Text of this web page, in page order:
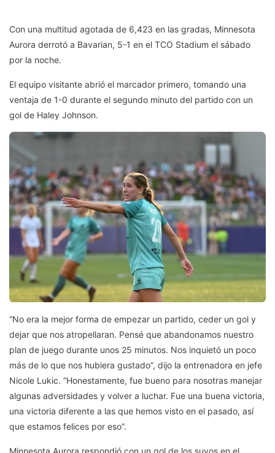
Con una multitud agotada de 6,423 en las gradas, Minnesota
Aurora derrotó a Bavarian, 5-1 en el TCO Stadium el sábado
por la noche.
El equipo visitante abrió el marcador primero, tomando una
ventaja de 1-0 durante el segundo minuto del partido con un
gol de Haley Johnson.
“No era la mejor forma de empezar un partido, ceder un gol y
dejar que nos atropellaran. Pensé que abandonamos nuestro
plan de juego durante unos 25 minutos. Nos inquietó un poco
más de lo que nos hubiera gustado”, dijo la entrenadora en jefe
Nicole Lukic. “Honestamente, fue bueno para nosotras manejar
algunas adversidades y volver a luchar. Fue una buena victoria,
una victoria diferente a las que hemos visto en el pasado, así
que estamos felices por eso”.
Minnesota Aurora respondió con un gol de los suyos en el